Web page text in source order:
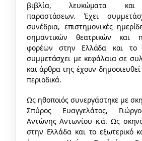
βιβλία, λευκώματα και
παραστάσεων. Έχει
συνέδρια, επιστημονικές
σημαντικών θεατρικών και
φορέων στην Ελλάδα και το
συμμετάσχει με κεφάλαια σε
και άρθρα της έχουν
περιοδικά.
Ως ηθοποιός συνεργάστηκε με
Σπύρος Ευαγγελάτος,
Αντώνης Αντωνίου κ.ά. Ως
στην Ελλάδα και το εξωτερικό